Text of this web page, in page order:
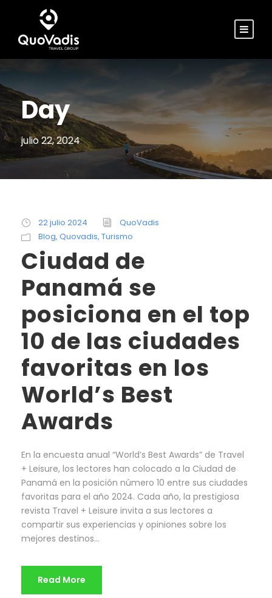
Day
julio 22, 2024
22 julio 2024
QuoVadis
Blog, Quovadis, Turismo
Ciudad de
Panamá se
posiciona en el top
10 de las ciudades
favoritas en los
World’s Best
Awards
En la encuesta anual “World’s Best Awards” de Travel
+ Leisure, los lectores han colocado a la Ciudad de
Panamá en la posición número 10 entre sus ciudades
favoritas para el año 2024. Cada año, la prestigiosa
revista Travel + Leisure invita a sus lectores a
compartir sus experiencias y opiniones sobre los
mejores destinos...
Read More